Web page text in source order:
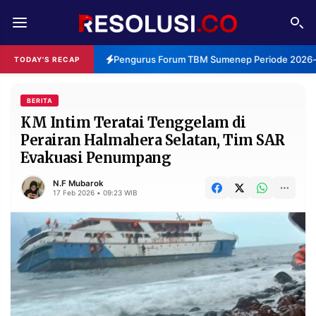
TODAY'S RECAP Pengurus Forum TBM Sumenep Periode
REDAKSI TENTANG
RESOLUSI IKLAN
RUBRIKASI
EDITORIAL AKSARA
FINANSIA PERSONA
DAERAH NASIONAL
MANCA SPORT
INFORMASI
BERITA
KM Intim Teratai Tenggelam di
Perairan Halmahera Selatan, Tim SAR
Evakuasi Penumpang
N.F Mubarok
17 Feb 2026 • 09:23 WIB